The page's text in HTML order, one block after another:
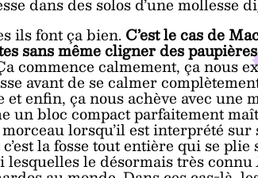
ils font ça bien. C’est le cas de
sans même cligner des
commence calmement, ça nous
avant de se calmer
et enfin, ça nous achève avec une
un bloc compact parfaitement
lorsqu’il est interprété sur
la fosse tout entière qui se
lesquelles le désormais très connu